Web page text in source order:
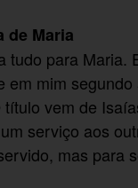
de Maria
tudo para Maria.
em mim
vem de
serviço aos
mas para